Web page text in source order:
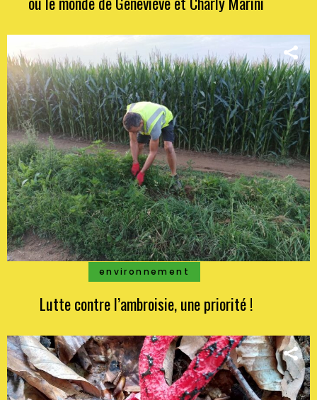
environnement
Lutte contre l’ambroisie, une priorité !